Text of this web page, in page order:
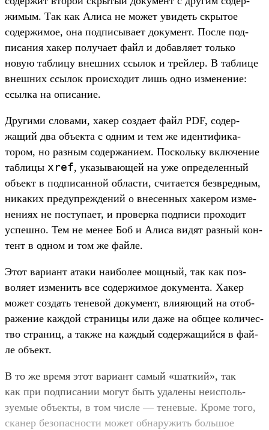
жимым. Так как Али­са не может уви­деть скры­тое
содер­жимое, она под­писыва­ет документ. Пос­ле под­
писания хакер получа­ет файл и добав­ляет толь­ко
новую таб­лицу внеш­них ссы­лок и трей­лер. В таб­лице
внеш­них ссы­лок про­исхо­дит лишь одно изме­нение:
ссыл­ка на опи­сание.
Дру­гими сло­вами, хакер соз­дает файл PDF, содер­
жащий два объ­екта с одним и тем же иден­тифика­
тором, но раз­ным содер­жани­ем. Пос­коль­ку вклю­чение
таб­лицы xref, ука­зыва­ющей на уже опре­делен­ный
объ­ект в под­писан­ной области, счи­тает­ся без­вред­ным,
никаких пре­дуп­режде­ний о вне­сен­ных хакером изме­
нени­ях не пос­тупа­ет, и про­вер­ка под­писи про­ходит
успешно. Тем не менее Боб и Али­са видят раз­ный кон­
тент в одном и том же фай­ле.
Этот вари­ант ата­ки наибо­лее мощ­ный, так как поз­
воля­ет изме­нить все содер­жимое докумен­та. Хакер
может соз­дать теневой документ, вли­яющий на отоб­
ражение каж­дой стра­ницы или даже на общее количес­
тво стра­ниц, а так­же на каж­дый содер­жащий­ся в фай­
ле объ­ект.
В то же вре­мя этот вари­ант самый «шат­кий», так
как при под­писании могут быть уда­лены неис­поль­
зуемые объ­екты, в том чис­ле — теневые. Кро­ме того,
ска­нер безопас­ности может обна­ружить боль­шое